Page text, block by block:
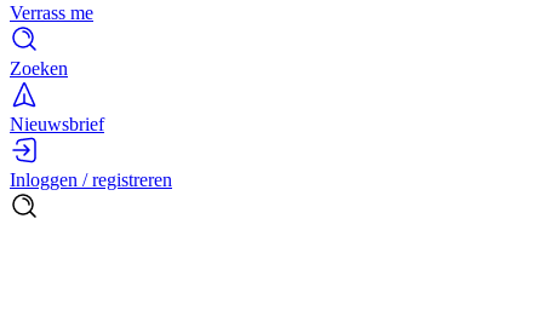
Verrass me
Zoeken
Nieuwsbrief
Inloggen / registreren